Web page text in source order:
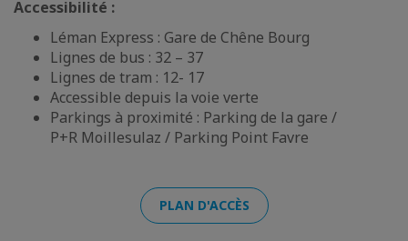
Accessibilité :
Léman Express : Gare de Chêne Bourg
Lignes de bus : 32 – 37
Lignes de tram : 12- 17
Accessible depuis la voie verte
Parkings à proximité : Parking de la gare /
P+R Moillesulaz / Parking Point Favre
PLAN D'ACCÈS